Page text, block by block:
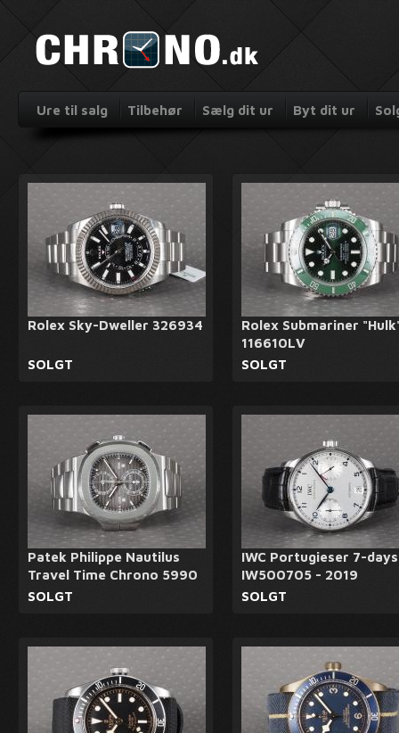
Ure til salg Tilbehør Sælg dit ur Byt dit ur
Rolex Sky-Dweller 326934
SOLGT
Rolex Submariner
116610LV
SOLGT
Patek Philippe Nautilus
Travel Time Chrono 5990
SOLGT
IWC Portugieser 7-days
IW500705 - 2019
SOLGT